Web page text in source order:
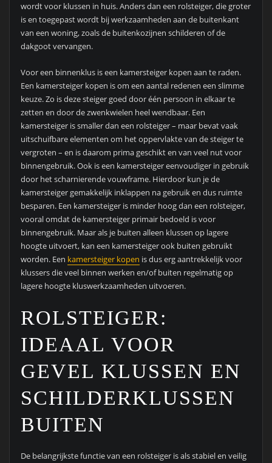
wordt voor klussen in huis. Anders dan een rolsteiger, die groter
is en toegepast wordt bij werkzaamheden aan de buitenkant
van een woning, zoals de buitenkozijnen schilderen of de
dakgoot vervangen.
Voor een binnenklus is een kamersteiger kopen aan te raden.
Een kamersteiger kopen is om een aantal redenen een slimme
keuze. Zo is deze steiger goed door één persoon in elkaar te
zetten en door de zwenkwielen heel wendbaar. Een
kamersteiger is smaller dan een rolsteiger – maar bevat vaak
uitschuifbare elementen om het oppervlakte van de steiger te
vergroten – en is daarom prima geschikt en van veel nut voor
binnengebruik. Ook is een kamersteiger eenvoudiger in gebruik
door het scharnierende vouwframe. Hierdoor kun je de
kamersteiger gemakkelijk inklappen na gebruik en dus ruimte
besparen. Een kamersteiger is minder hoog dan een rolsteiger,
vooral omdat de kamersteiger primair bedoeld is voor
binnengebruik. Maar als je buiten alleen klussen op lagere
hoogte uitvoert, kan een kamersteiger ook buiten gebruikt
worden. Een kamersteiger kopen is dus erg aantrekkelijk voor
klussers die veel binnen werken en/of buiten regelmatig op
lagere hoogte kluswerkzaamheden uitvoeren.
ROLSTEIGER:
IDEAAL VOOR
GEVEL KLUSSEN EN
SCHILDERKLUSSEN
BUITEN
De belangrijkste functie van een rolsteiger is als stabiel en veilig